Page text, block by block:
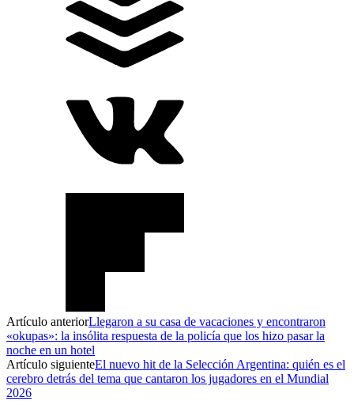
Artículo anteriorLlegaron a su casa de vacaciones y encontraron
«okupas»: la insólita respuesta de la policía que los hizo pasar la
noche en un hotel
Artículo siguienteEl nuevo hit de la Selección Argentina: quién es el
cerebro detrás del tema que cantaron los jugadores en el Mundial
2026